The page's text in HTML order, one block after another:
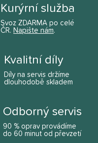
Kurýrní služba
Svoz ZDARMA po celé
ČR. Napište nám.
Kvalitní díly
Díly na servis držíme
dlouhodobě skladem
Odborný servis
90 % oprav provádíme
do 60 minut od převzetí